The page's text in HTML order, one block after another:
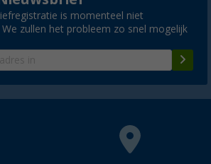
is momenteel niet
We zullen het probleem zo snel mogelijk